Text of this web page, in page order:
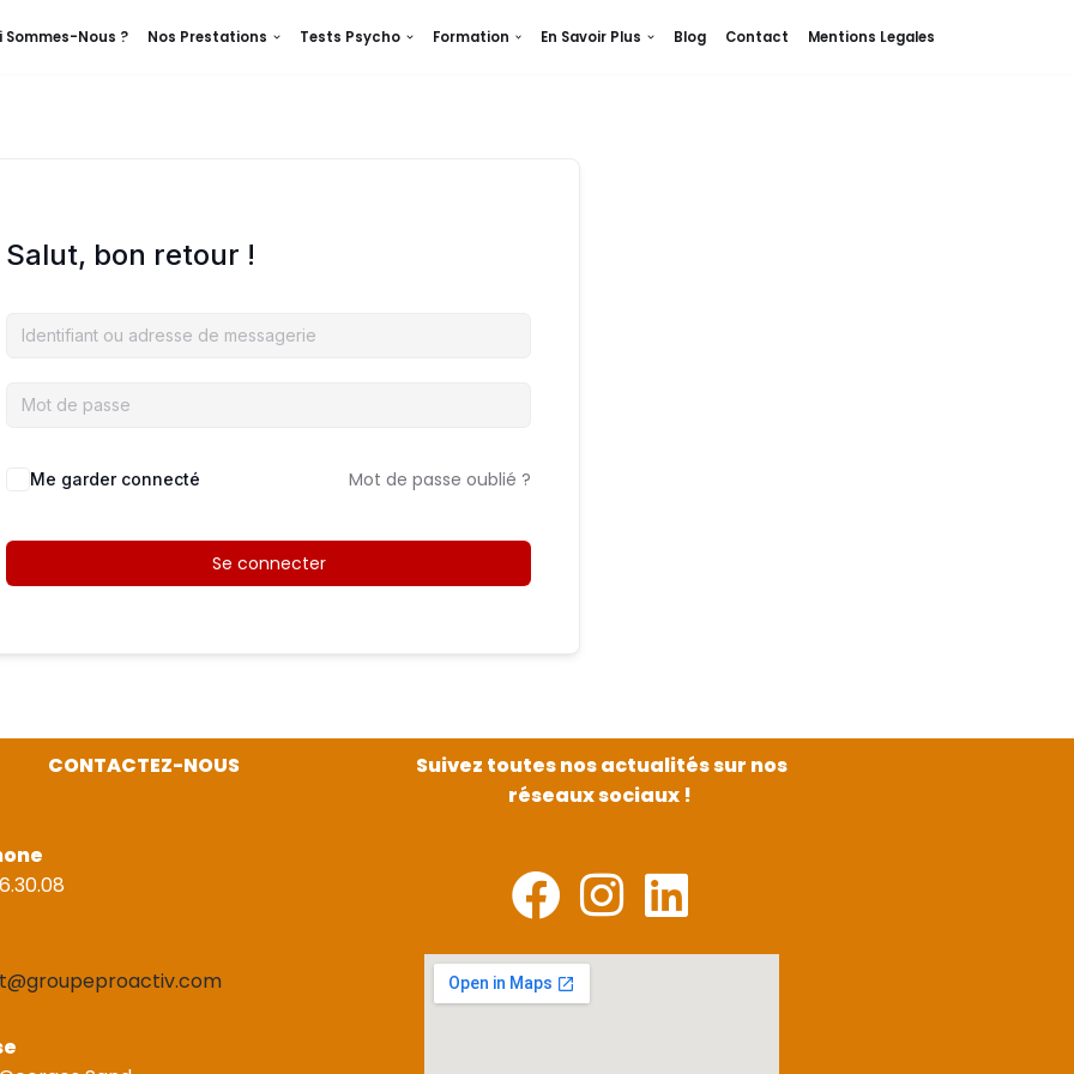
Sommes-Nous ? Nos Prestations Tests Psycho Formation En Savoir Plus Blog Contact Mentions Legales
Salut, bon retour !
Me garder connecté Mot de passe oublié ?
Se connecter
CONTACTEZ-NOUS
Suivez toutes nos actualités sur nos
réseaux sociaux !